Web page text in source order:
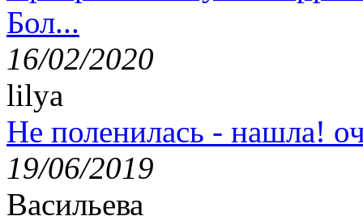
Бол...
16/02/2020
lilya
Не поленилась - нашла!
19/06/2019
Васильева